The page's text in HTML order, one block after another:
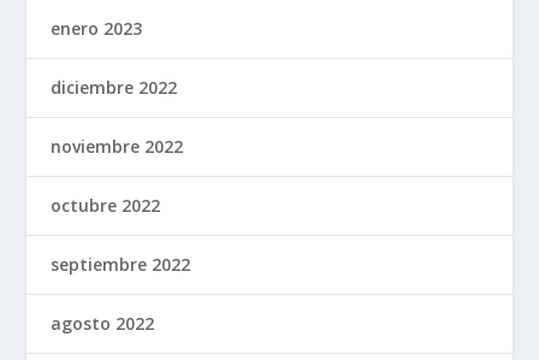
enero 2023
diciembre 2022
noviembre 2022
octubre 2022
septiembre 2022
agosto 2022